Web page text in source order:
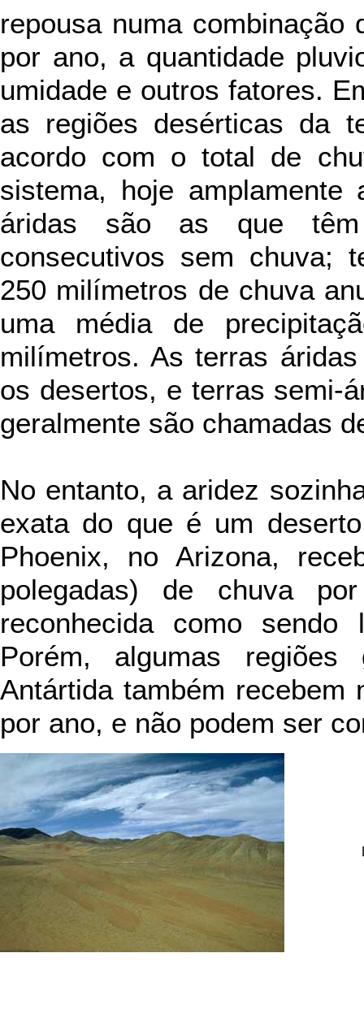
repousa numa
por ano, a quantidade
umidade e outros fatores.
as regiões desérticas da
acordo com o total de
sistema, hoje amplamente
áridas são as que
consecutivos sem chuva;
250 milímetros de chuva
uma média de
milímetros. As terras
os desertos, e terras semi-
geralmente são chamadas
No entanto, a aridez
exata do que é um
Phoenix, no Arizona,
polegadas) de chuva
reconhecida como
Porém, algumas
Antártida também recebem
por ano, e não podem ser